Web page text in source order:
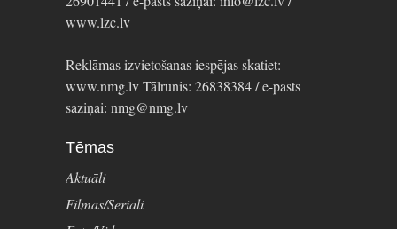
www.lzc.lv
Reklāmas izvietošanas iespējas skatiet:
www.nmg.lv Tālrunis: 26838384 / e-pasts
saziņai: nmg@nmg.lv
Tēmas
Aktuāli
Filmas/Seriāli